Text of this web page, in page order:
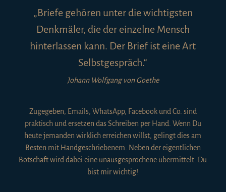
„Briefe gehören unter die wichtigsten
Denkmäler, die der einzelne Mensch
hinterlassen kann. Der Brief ist eine Art
Selbstgespräch.“
Johann Wolfgang von Goethe
Zugegeben, Emails, WhatsApp, Facebook und Co. sind
praktisch und ersetzen das Schreiben per Hand. Wenn Du
heute jemanden wirklich erreichen willst, gelingt dies am
Besten mit Handgeschriebenem. Neben der eigentlichen
Botschaft wird dabei eine unausgesprochene übermittelt: Du
bist mir wichtig!